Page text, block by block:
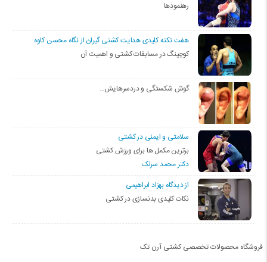
رهنمودها
هفت نکته کلیدی هدایت کشتی گیران از نگاه محسن کاوه
کوچینگ در مسابقات کشتی و اهمیت آن
گوش شکستگی و دردسرهایش…
سلامتی و ایمنی در کشتی
برترین مکمل ها برای ورزش کشتی
دکتر محمد سرلک
از دیدگاه بهزاد ابراهیمی
نکات کلیدی بدنسازی در کشتی
فروشگاه محصولات تخصصی کشتی آرن تک